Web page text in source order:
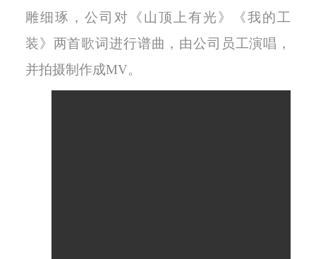
雕细琢，公司对《山顶上有光》《我的工
装》两首歌词进行谱曲，由公司员工演唱，
并拍摄制作成MV。